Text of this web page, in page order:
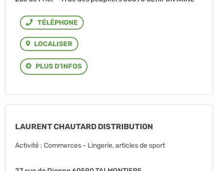
Téléphone
LOCALISER
PLUS D'INFOS
LAURENT CHAUTARD DISTRIBUTION
Activité : Commerces - Lingerie, articles de sport